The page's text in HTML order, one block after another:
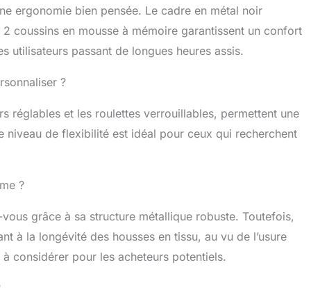
allure. Le cadre en métal est épais et solide, tout
en aluminium. Le tissu est extrêmement résistant
et possède des propriétés de ventilation positives, ce
transpiration abondante du corps lors des journées
(55 kg/㎥), ce qui garantit qu'il n'y aura pas de
la mousse haute densité a également été utilisée
coussins.
ergonomie bien pensée. Le cadre en métal noir
coussins en mousse à mémoire garantissent un confort
utilisateurs passant de longues heures assis.
?
réglables et les roulettes verrouillables, permettent une
niveau de flexibilité est idéal pour ceux qui recherchent
?
grâce à sa structure métallique robuste. Toutefois,
à la longévité des housses en tissu, au vu de l’usure
considérer pour les acheteurs potentiels.